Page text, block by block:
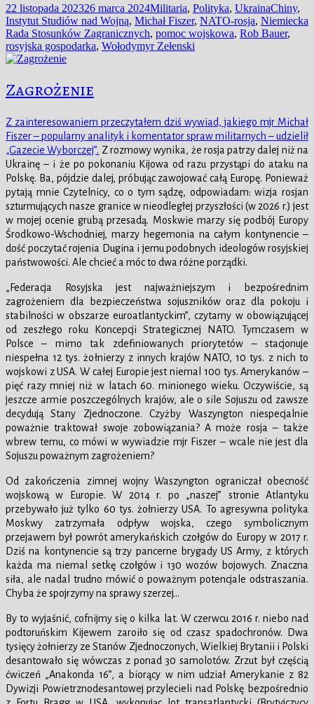
Data
publikacji
22 listopada 202326 marca 2024Kategorie
Militaria, Polityka, UkrainaTagi
Chiny,
Instytut Studiów nad Wojną, Michał Fiszer, NATO-rosja, Niemiecka
Rada Stosunków Zagranicznych, pomoc wojskowa, Rob Bauer,
rosyjska gospodarka, Wołodymyr Zełenski
Zagrożenie
Z zainteresowaniem przeczytałem dziś wywiad, jakiego mjr Michał
Fiszer – popularny analityk i komentator spraw militarnych – udzielił
„Gazecie Wyborczej”. Z rozmowy wynika, że rosja patrzy dalej niż na
Ukrainę – i że po pokonaniu Kijowa od razu przystąpi do ataku na
Polskę. Ba, pójdzie dalej, próbując zawojować całą Europę. Ponieważ
pytają mnie Czytelnicy, co o tym sądzę, odpowiadam: wizja rosjan
szturmujących nasze granice w nieodległej przyszłości (w 2026 r.) jest
w mojej ocenie grubą przesadą. Moskwie marzy się podbój Europy
Środkowo-Wschodniej, marzy hegemonia na całym kontynencie –
dość poczytać rojenia Dugina i jemu podobnych ideologów rosyjskiej
państwowości. Ale chcieć a móc to dwa różne porządki.
„Federacja Rosyjska jest najważniejszym i bezpośrednim
zagrożeniem dla bezpieczeństwa sojuszników oraz dla pokoju i
stabilności w obszarze euroatlantyckim”, czytamy w obowiązującej
od zeszłego roku Koncepcji Strategicznej NATO. Tymczasem w
Polsce – mimo tak zdefiniowanych priorytetów – stacjonuje
niespełna 12 tys. żołnierzy z innych krajów NATO, 10 tys. z nich to
wojskowi z USA. W całej Europie jest niemal 100 tys. Amerykanów –
pięć razy mniej niż w latach 60. minionego wieku. Oczywiście, są
jeszcze armie poszczególnych krajów, ale o sile Sojuszu od zawsze
decydują Stany Zjednoczone. Czyżby Waszyngton niespecjalnie
poważnie traktował swoje zobowiązania? A może rosja – także
wbrew temu, co mówi w wywiadzie mjr Fiszer – wcale nie jest dla
Sojuszu poważnym zagrożeniem?
Od zakończenia zimnej wojny Waszyngton ograniczał obecność
wojskową w Europie. W 2014 r. po „naszej” stronie Atlantyku
przebywało już tylko 60 tys. żołnierzy USA. To agresywna polityka
Moskwy zatrzymała odpływ wojska, czego symbolicznym
przejawem był powrót amerykańskich czołgów do Europy w 2017 r.
Dziś na kontynencie są trzy pancerne brygady US Army, z których
każda ma niemal setkę czołgów i 130 wozów bojowych. Znaczna
siła, ale nadal trudno mówić o poważnym potencjale odstraszania.
Chyba że spojrzymy na sprawy szerzej…
By to wyjaśnić, cofnijmy się o kilka lat. W czerwcu 2016 r. niebo nad
podtoruńskim Kijewem zaroiło się od czasz spadochronów. Dwa
tysięcy żołnierzy ze Stanów Zjednoczonych, Wielkiej Brytanii i Polski
desantowało się wówczas z ponad 30 samolotów. Zrzut był częścią
ćwiczeń „Anakonda 16”, a biorący w nim udział Amerykanie z 82
Dywizji Powietrznodesantowej przylecieli nad Polskę bezpośrednio